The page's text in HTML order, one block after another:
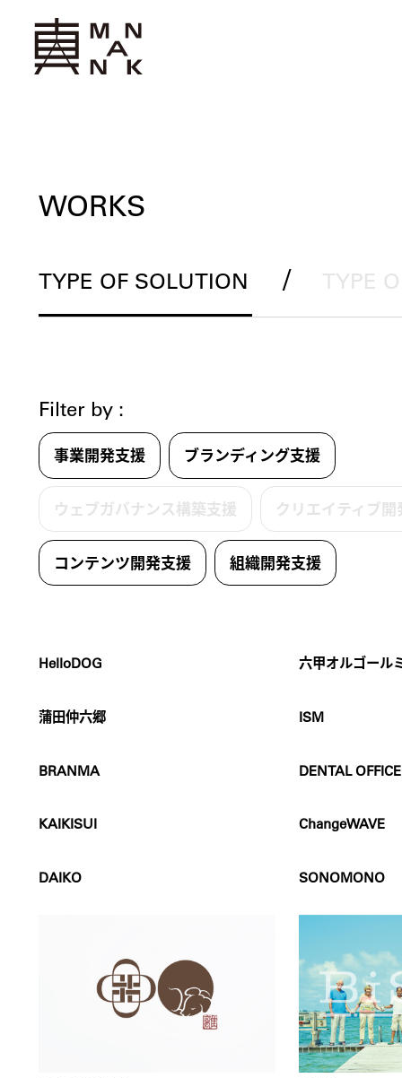
WORKS
TYPE OF SOLUTION / TYPE
Filter by :
事業開発支援 ブランディング支援
ウェブガバナンス構築支援 クリエイティブ開
コンテンツ開発支援 組織開発支援
HelloDOG 六甲オルゴール
蒲田仲六郷 ISM
BRANMA DENTAL
KAIKISUI ChangeWAVE
DAIKO SONOMONO